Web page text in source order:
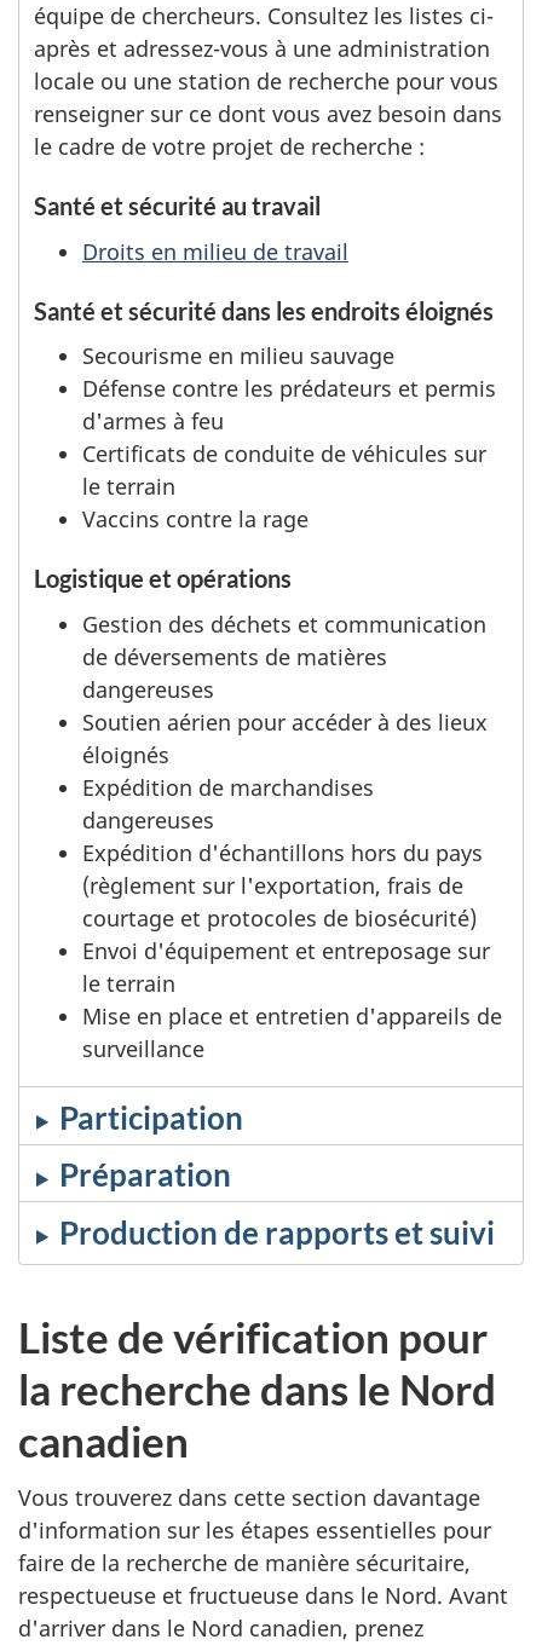
équipe de chercheurs. Consultez les listes ci-
après et adressez-vous à une administration
locale ou une station de recherche pour vous
renseigner sur ce dont vous avez besoin dans
le cadre de votre projet de recherche :
Santé et sécurité au travail
Droits en milieu de travail
Santé et sécurité dans les endroits éloignés
Secourisme en milieu sauvage
Défense contre les prédateurs et permis
d'armes à feu
Certificats de conduite de véhicules sur
le terrain
Vaccins contre la rage
Logistique et opérations
Gestion des déchets et communication
de déversements de matières
dangereuses
Soutien aérien pour accéder à des lieux
éloignés
Expédition de marchandises
dangereuses
Expédition d'échantillons hors du pays
(règlement sur l'exportation, frais de
courtage et protocoles de biosécurité)
Envoi d'équipement et entreposage sur
le terrain
Mise en place et entretien d'appareils de
surveillance
Participation
Préparation
Production de rapports et suivi
Liste de vérification pour
la recherche dans le Nord
canadien
Vous trouverez dans cette section davantage
d'information sur les étapes essentielles pour
faire de la recherche de manière sécuritaire,
respectueuse et fructueuse dans le Nord. Avant
d'arriver dans le Nord canadien, prenez